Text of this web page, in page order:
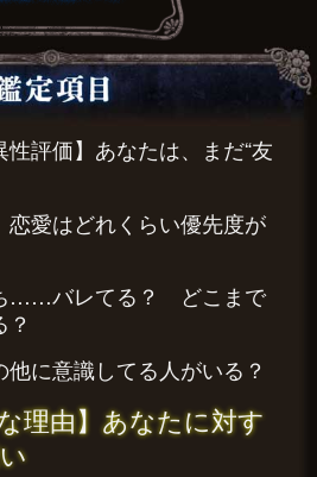
評価】あなたは、まだ“友
愛はどれくらい優先度が
……バレてる？ どこまで
に意識してる人がいる？
理由】あなたに対す